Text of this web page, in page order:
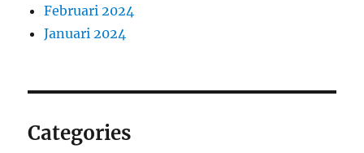
Februari 2024
Januari 2024
Categories